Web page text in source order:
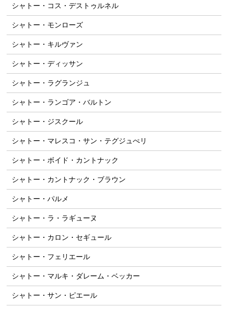
シャトー・コス・デストゥルネル
シャトー・モンローズ
シャトー・キルヴァン
シャトー・ディッサン
シャトー・ラグランジュ
シャトー・ランゴア・バルトン
シャトー・ジスクール
シャトー・マレスコ・サン・テグジュぺリ
シャトー・ボイド・カントナック
シャトー・カントナック・ブラウン
シャトー・パルメ
シャトー・ラ・ラギューヌ
シャトー・カロン・セギュール
シャトー・フェリエール
シャトー・マルキ・ダレーム・ベッカー
シャトー・サン・ピエール